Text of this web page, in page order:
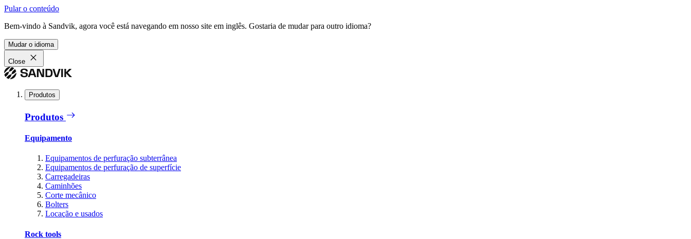
Pular o conteúdo
Bem-vindo à Sandvik, agora você está navegando em nosso site em inglês. Gostaria de mudar para outro idioma?
Mudar o idioma
Close
Produtos
Produtos
Equipamento
Equipamentos de perfuração subterrânea
Equipamentos de perfuração de superfície
Carregadeiras
Caminhões
Corte mecânico
Bolters
Locação e usados
Rock tools